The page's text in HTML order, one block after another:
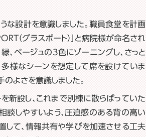
な設計を意識しました。職員食堂を計画
（グラスポート）」と病院様が命名され
、ベージュの3色にゾーニングし、さっと
多様なシーンを想定して席を設けていま
よさを意識しました。
新設し、これまで別棟に散らばっていた
談しやすいよう、圧迫感のある背の高い
して、情報共有や学びを加速させる工夫